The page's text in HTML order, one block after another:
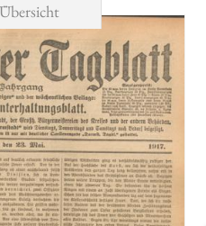
Übersicht